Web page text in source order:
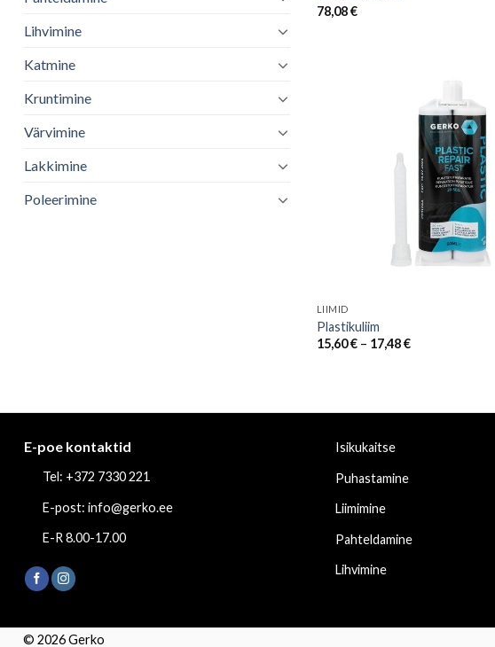
Lihvimine
Katmine
Kruntimine
Värvimine
Lakkimine
Poleerimine
78,08€
LIIMID
Plastikuliim
15,60€ – 17,48€Price
E-poe kontaktid
Tel: +372 7330 221
E-post: info@gerko.ee
E-R 8.00-17.00
Isikukaitse
Puhastamine
Liimimine
Pahteldamine
Lihvimine
© 2026 Gerko